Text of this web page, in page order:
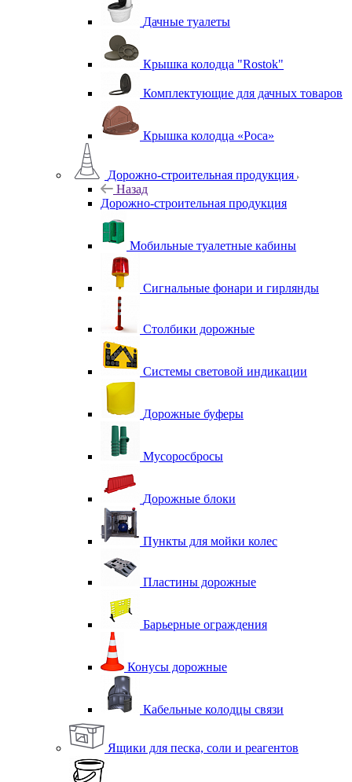
Дачные туалеты
Крышка колодца "Rostok"
Комплектующие для дачных товаров
Крышка колодца «Роса»
Дорожно-строительная продукция
Назад
Дорожно-строительная продукция
Мобильные туалетные кабины
Сигнальные фонари и гирлянды
Столбики дорожные
Системы световой индикации
Дорожные буферы
Мусоросбросы
Дорожные блоки
Пункты для мойки колес
Пластины дорожные
Барьерные ограждения
Конусы дорожные
Кабельные колодцы связи
Ящики для песка, соли и реагентов